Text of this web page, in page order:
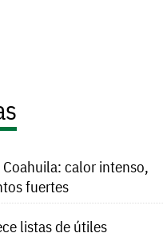
calor intenso,
fuertes
listas de útiles